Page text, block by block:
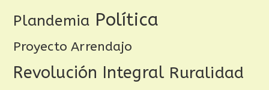
Plandemia Política
Proyecto Arrendajo
Revolución Integral Ruralidad